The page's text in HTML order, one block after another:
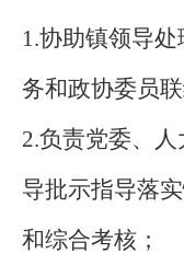
1.协助镇领导
务和政协委员联
2.负责党委、
导批示指导落
和综合考核；